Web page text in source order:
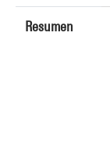
Resumen